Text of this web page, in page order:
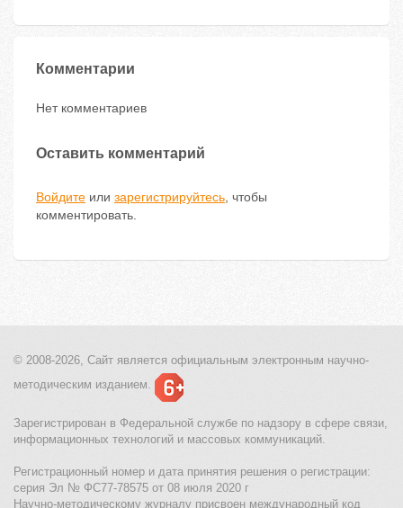
Комментарии
Нет комментариев
Оставить комментарий
Войдите или зарегистрируйтесь, чтобы
комментировать.
© 2008-2026, Сайт является официальным электронным научно-
методическим изданием.
Зарегистрирован в Федеральной службе по надзору в сфере связи,
информационных технологий и массовых коммуникаций.
Регистрационный номер и дата принятия решения о регистрации:
серия Эл № ФС77-78575 от 08 июля 2020 г
Научно-методическому журналу присвоен международный код